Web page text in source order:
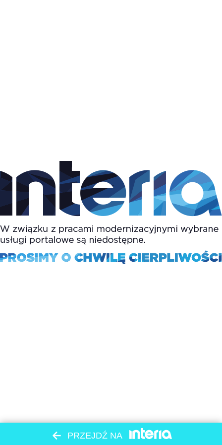
PRZEJDŹ NA